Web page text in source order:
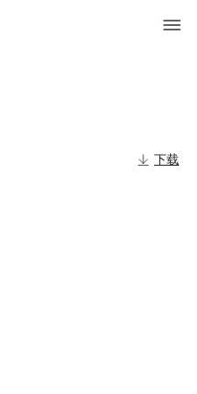
下载